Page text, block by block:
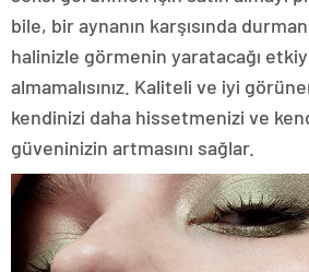
bile, bir aynanın karşısında
halinizle görmenin yaratacağı
almamalısınız. Kaliteli ve iyi
kendinizi daha hissetmenizi ve
güveninizin artmasını sağlar.